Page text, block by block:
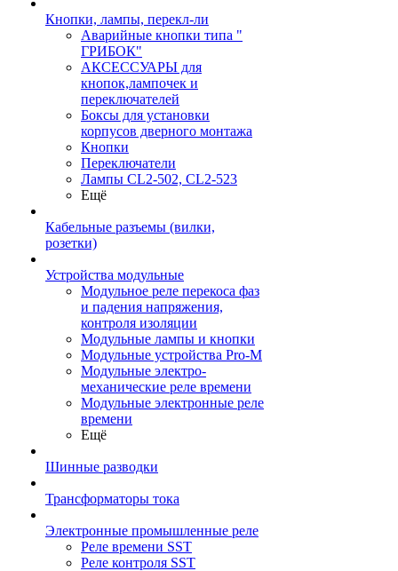
Кнопки, лампы, перекл-ли
Аварийные кнопки типа "
ГРИБОК"
АКСЕССУАРЫ для
кнопок,лампочек и
переключателей
Боксы для установки
корпусов дверного монтажа
Кнопки
Переключатели
Лампы CL2-502, CL2-523
Ещё
Кабельные разъемы (вилки,
розетки)
Устройства модульные
Модульное реле перекоса фаз
и падения напряжения,
контроля изоляции
Модульные лампы и кнопки
Модульные устройства Pro-M
Модульные электро-
механические реле времени
Модульные электронные реле
времени
Ещё
Шинные разводки
Трансформаторы тока
Электронные промышленные реле
Реле времени SST
Реле контроля SST